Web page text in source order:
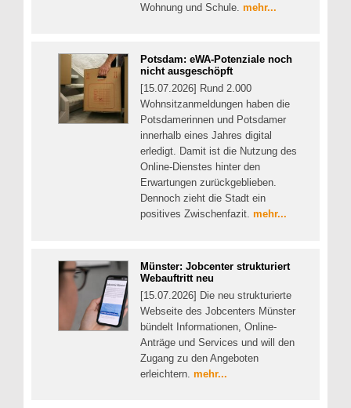
Wohnung und Schule. mehr...
Potsdam: eWA-Potenziale noch
nicht ausgeschöpft
[15.07.2026] Rund 2.000
Wohnsitzanmeldungen haben die
Potsdamerinnen und Potsdamer
innerhalb eines Jahres digital
erledigt. Damit ist die Nutzung des
Online-Dienstes hinter den
Erwartungen zurückgeblieben.
Dennoch zieht die Stadt ein
positives Zwischenfazit. mehr...
Münster: Jobcenter strukturiert
Webauftritt neu
[15.07.2026] Die neu strukturierte
Webseite des Jobcenters Münster
bündelt Informationen, Online-
Anträge und Services und will den
Zugang zu den Angeboten
erleichtern. mehr...